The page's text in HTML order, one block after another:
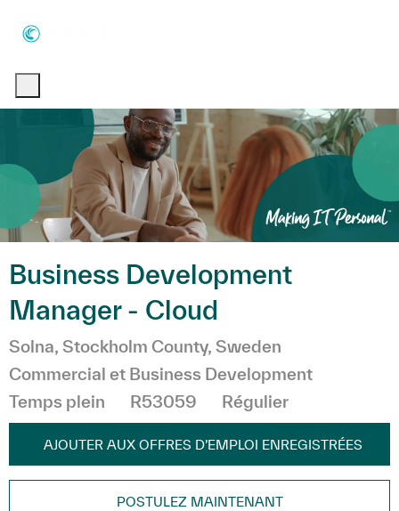
Business Development
Manager - Cloud
Emplacement
Solna, Stockholm County, Sweden
Commercial et Business Development
Temps plein
R53059 Régulier
AJOUTER AUX OFFRES D’EMPLOI ENREGISTRÉES
POSTULEZ MAINTENANT